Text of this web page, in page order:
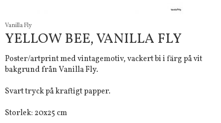
Vanilla Fly
YELLOW BEE, VANILLA FLY
Poster/artprint med vintagemotiv, vackert bi i färg på vit
bakgrund från Vanilla Fly.
Svart tryck på kraftigt papper.
Storlek: 20x25 cm